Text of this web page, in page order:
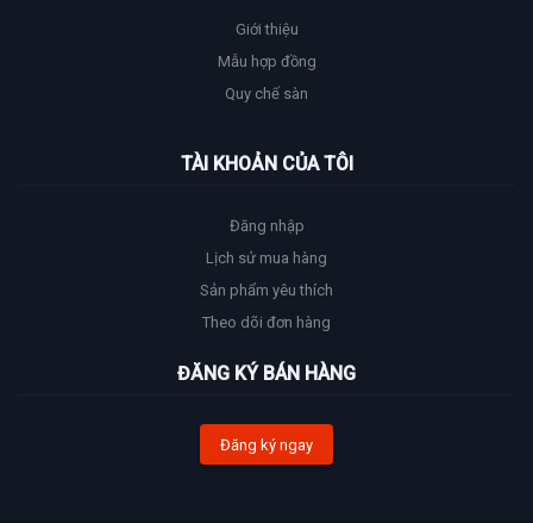
Giới thiệu
Mẫu hợp đồng
Quy chế sàn
TÀI KHOẢN CỦA TÔI
Đăng nhập
Lịch sử mua hàng
Sản phẩm yêu thích
Theo dõi đơn hàng
ĐĂNG KÝ BÁN HÀNG
Đăng ký ngay